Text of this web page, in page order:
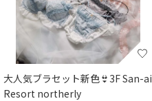
大人気ブラセット新色👙3F San-ai
Resort northerly